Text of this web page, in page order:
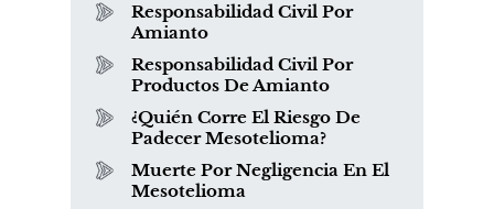
Responsabilidad Civil Por
Amianto
Responsabilidad Civil Por
Productos De Amianto
¿Quién Corre El Riesgo De
Padecer Mesotelioma?
Muerte Por Negligencia En El
Mesotelioma